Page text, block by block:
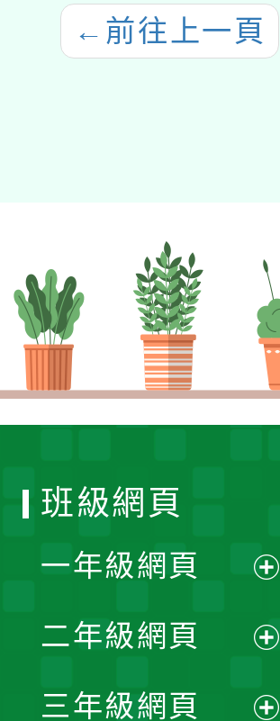
← 前往上一頁
班級網頁
一年級網頁
開
選
二年級網頁
三年級網頁